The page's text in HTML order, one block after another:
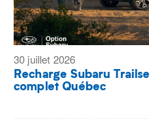
30 juillet 2026
Recharge Subaru
complet Québec